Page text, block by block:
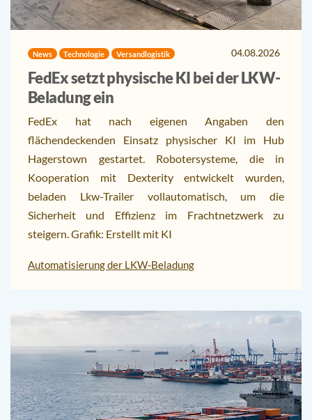
News Technologie Versandlogistik 04.08.2026
FedEx setzt physische KI bei der LKW-
Beladung ein
FedEx hat nach eigenen Angaben den
flächendeckenden Einsatz physischer KI im Hub
Hagerstown gestartet. Robotersysteme, die in
Kooperation mit Dexterity entwickelt wurden,
beladen Lkw-Trailer vollautomatisch, um die
Sicherheit und Effizienz im Frachtnetzwerk zu
steigern. Grafik: Erstellt mit KI
Automatisierung der LKW-Beladung